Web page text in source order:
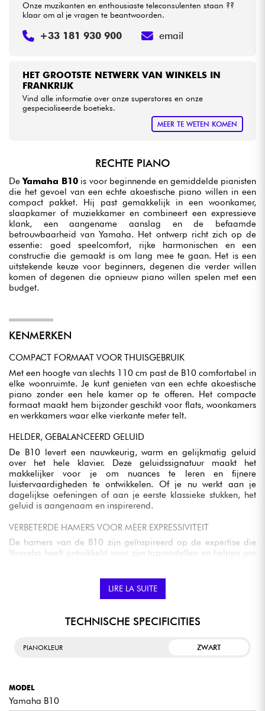
HET GROOTSTE NETWERK VAN WINKELS IN
FRANKRIJK
Vind alle informatie over onze superstores en onze
gespecialiseerde boetieks.
MEER TE WETEN KOMEN
Onze muzikanten en enthousiaste teleconsulenten staan ??
klaar om al je vragen te beantwoorden.
+33 181 930 900 email
RECHTE PIANO
DeYamaha B10 is voor beginnende en gemiddelde pianisten
die het gevoel van een echte akoestische piano willen in een
compact pakket. Hij past gemakkelijk in een woonkamer,
slaapkamer of muziekkamer en combineert een expressieve
klank, een aangename aanslag en de befaamde
betrouwbaarheid van Yamaha. Het ontwerp richt zich op de
essentie: goed speelcomfort, rijke harmonischen en een
constructie die gemaakt is om lang mee te gaan. Het is een
uitstekende keuze voor beginners, degenen die verder willen
komen of degenen die opnieuw piano willen spelen met een
budget.
KENMERKEN
COMPACT FORMAAT VOOR THUISGEBRUIK
Met een hoogte van slechts 110 cm past de B10 comfortabel in
elke woonruimte. Je kunt genieten van een echte akoestische
piano zonder een hele kamer op te offeren. Het compacte
formaat maakt hem bijzonder geschikt voor flats, woonkamers
en werkkamers waar elke vierkante meter telt.
HELDER, GEBALANCEERD GELUID
De B10 levert een nauwkeurig, warm en gelijkmatig geluid
over het hele klavier. Deze geluidssignatuur maakt het
makkelijker voor je om nuances te leren en fijnere
luistervaardigheden te ontwikkelen. Of je nu werkt aan je
dagelijkse oefeningen of aan je eerste klassieke stukken, het
geluid is aangenaam en inspirerend.
VERBETERDE HAMERS VOOR MEER EXPRESSIVITEIT
De hamers van de B10 zijn geïnspireerd op de expertise die
Yamaha heeft ontwikkeld voor zijn topmodellen en helpen om
wordt om je spel te beheersen en jezelf muzikaal uit te drukken
MASSIEF SPARRENHOUTEN KLANKKAST
muzikale resonantie. Dit ontwerp zorgt ervoor dat de piano een
dag op te spelen.
VERSTERKTE STRUCTUUR VOOR MEER STABILITEIT
LIRE LA SUITE
TECHNISCHE SPECIFICITIES
PIANOKLEUR ZWART
MODEL
Yamaha B10